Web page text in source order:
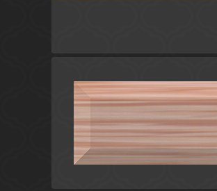
Коричневый
Россия
Универсальные элементы
Ceramica Classic